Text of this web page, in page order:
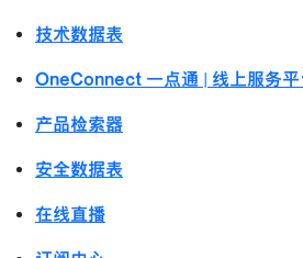
技术数据表
OneConnect 一点通 | 线上服务平
产品检索器
安全数据表
在线直播